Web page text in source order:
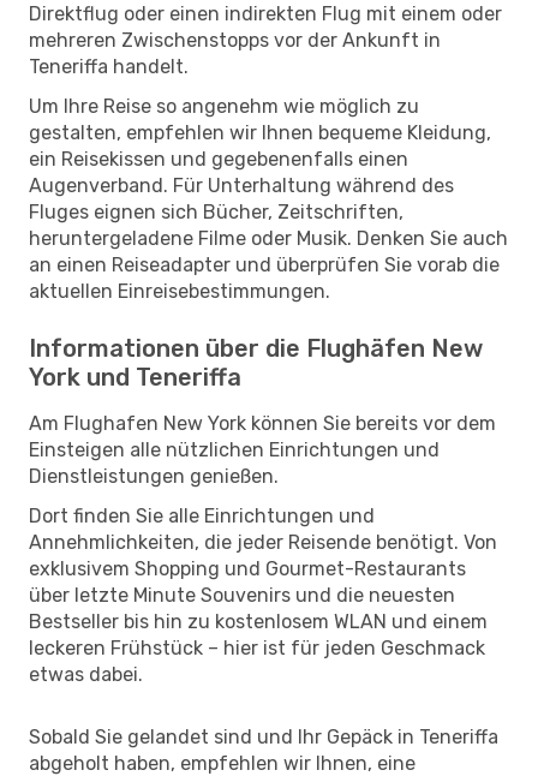
Direktflug oder einen indirekten Flug mit einem oder
mehreren Zwischenstopps vor der Ankunft in
Teneriffa handelt.
Um Ihre Reise so angenehm wie möglich zu
gestalten, empfehlen wir Ihnen bequeme Kleidung,
ein Reisekissen und gegebenenfalls einen
Augenverband. Für Unterhaltung während des
Fluges eignen sich Bücher, Zeitschriften,
heruntergeladene Filme oder Musik. Denken Sie auch
an einen Reiseadapter und überprüfen Sie vorab die
aktuellen Einreisebestimmungen.
Informationen über die Flughäfen New
York und Teneriffa
Am Flughafen New York können Sie bereits vor dem
Einsteigen alle nützlichen Einrichtungen und
Dienstleistungen genießen.
Dort finden Sie alle Einrichtungen und
Annehmlichkeiten, die jeder Reisende benötigt. Von
exklusivem Shopping und Gourmet-Restaurants
über letzte Minute Souvenirs und die neuesten
Bestseller bis hin zu kostenlosem WLAN und einem
leckeren Frühstück – hier ist für jeden Geschmack
etwas dabei.
Sobald Sie gelandet sind und Ihr Gepäck in Teneriffa
abgeholt haben, empfehlen wir Ihnen, eine